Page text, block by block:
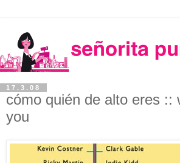
17.3.08
cómo quién de alto eres ::
you